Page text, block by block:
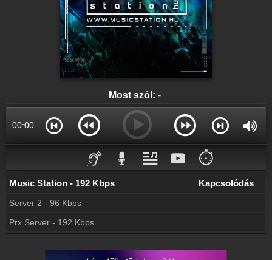
Most szól: -
00:00
⏱️
Music Station - 192 Kbps Kapcsolódás
Server 2 - 96 Kbps
Prx Server - 192 Kbps